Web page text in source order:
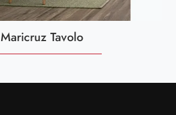
Maricruz Tavolo